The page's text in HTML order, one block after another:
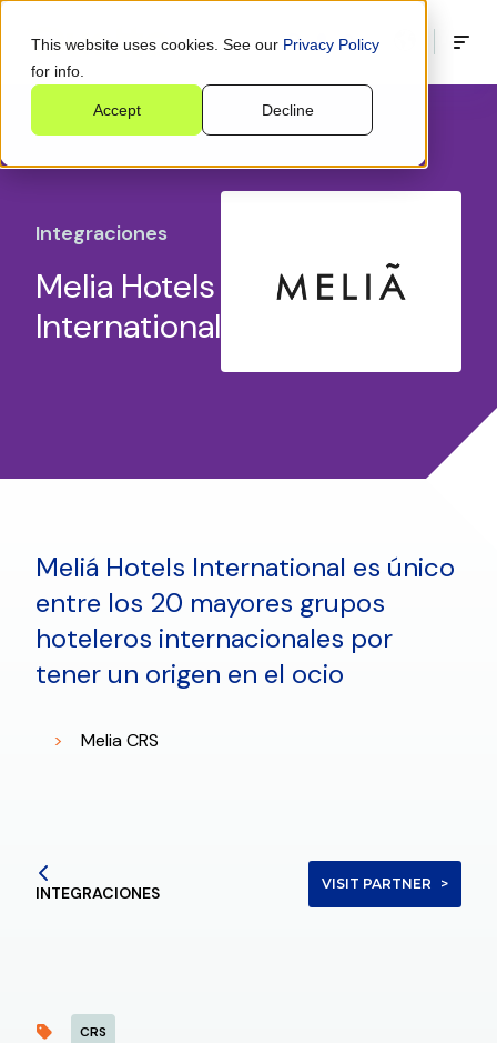
This website uses cookies. See our Privacy Policy
for info.
Accept Decline
Integraciones
Melia Hotels
International
Meliá Hotels International es único
entre los 20 mayores grupos
hoteleros internacionales por
tener un origen en el ocio
Melia CRS
INTEGRACIONES VISIT PARTNER
CRS